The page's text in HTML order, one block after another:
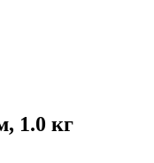
1.0 кг